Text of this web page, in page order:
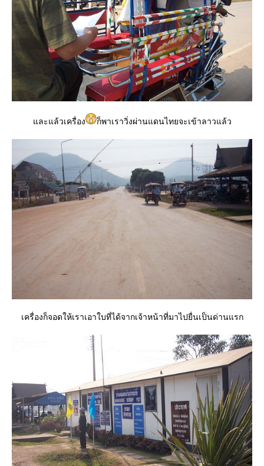
ละแล้วเครื่อง ก็พาเราวิ่งผ่านแดนไทยจะเข้าลาวแล้ว
เครื่องก็จอดให้เราเอาใบที่ได้จากเจ้าหน้าที่มาไปยื่นเป็นด่านแรก